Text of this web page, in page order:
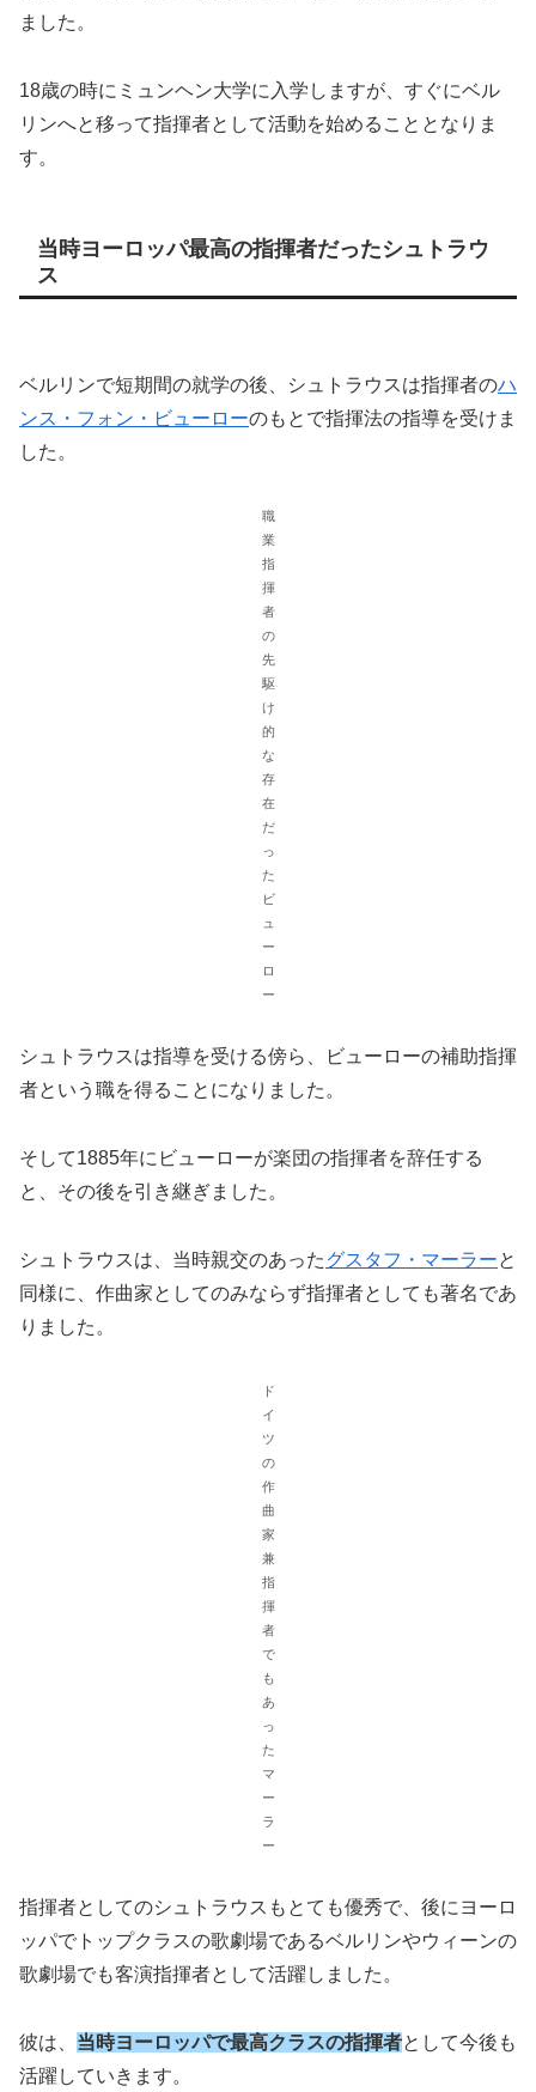
ました。
18歳の時にミュンヘン大学に入学しますが、すぐにベル
リンへと移って指揮者として活動を始めることとなりま
す。
当時ヨーロッパ最高の指揮者だったシュトラウ
ス
ベルリンで短期間の就学の後、シュトラウスは指揮者のハ
ンス・フォン・ビューローのもとで指揮法の指導を受けま
した。
職
業
指
揮
者
の
先
駆
け
的
な
存
在
だ
っ
た
ビ
ュ
ー
ロ
ー
シュトラウスは指導を受ける傍ら、ビューローの補助指揮
者という職を得ることになりました。
そして1885年にビューローが楽団の指揮者を辞任する
と、その後を引き継ぎました。
シュトラウスは、当時親交のあったグスタフ・マーラーと
同様に、作曲家としてのみならず指揮者としても著名であ
りました。
ド
イ
ツ
の
作
曲
家
兼
指
揮
者
で
も
あ
っ
た
マ
ー
ラ
ー
指揮者としてのシュトラウスもとても優秀で、後にヨーロ
ッパでトップクラスの歌劇場であるベルリンやウィーンの
歌劇場でも客演指揮者として活躍しました。
彼は、 当時ヨーロッパで最高クラスの指揮者として今後も
活躍していきます。